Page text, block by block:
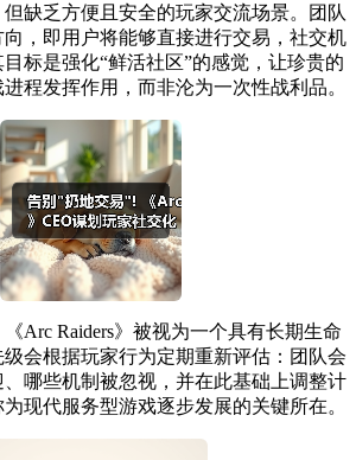
缺乏方便且安全的玩家交流场景。团队
，即用户将能够直接进行交易，社交机
标是强化“鲜活社区”的感觉，让珍贵的
程发挥作用，而非沦为一次性战利品。
Raiders》被视为一个具有长期生命
会根据玩家行为定期重新评估：团队会
哪些机制被忽视，并在此基础上调整计
现代服务型游戏逐步发展的关键所在。